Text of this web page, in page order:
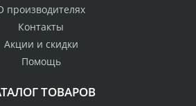
производителях
Контакты
Акции и скидки
Помощь
ТОВАРОВ